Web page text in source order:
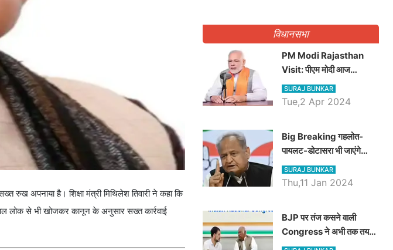
अपनाया है। शिक्षा मंत्री मिथिलेश तिवारी ने कहा कि
लोक से भी खोजकर कानून के अनुसार सख्त कार्रवाई
विधानसभा
PM Modi Rajasthan
Visit: पीएम मोदी आज
राजस्थान में कोटपूतली में करेंगे
विशाल रैली, एक सभा से 8 सीटों
SURAJ BUNKAR
Tue,2 Apr 2024
Big Breaking गहलोत-
पायलट-डोटासरा भी जाएंगे
अयोध्या, करेंगे रामलला के दर्शन
SURAJ BUNKAR
Thu,11 Jan 2024
BJP पर तंज कसने वाली
Congress ने अभी तक तय
नहीं किया नेता प्रतिपक्ष, जानें